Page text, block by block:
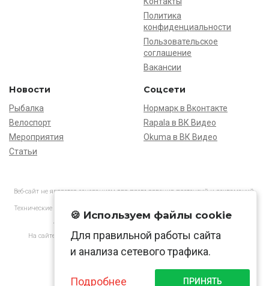
Политика
конфиденциальности
Пользовательское
соглашение
Вакансии
Новости
Рыбалка
Велоспорт
Мероприятия
Статьи
Соцсети
Нормарк в Вконтакте
Rapala в ВК Видео
Okuma в ВК Видео
Веб-сайт не является основанием для предъявления претензий и рекламаций,
Технические характеристики товаров могут отличаться от указанных на сайте.
АО «Нормарк» ИНН 7728172512 ОГРН 1037739603505
На сайте применяютсярекомендательные технологиив соответствии
🍪 Используем файлы cookie
Для правильной работы сайта
и анализа сетевого трафика.
Подробнее ПРИНЯТЬ